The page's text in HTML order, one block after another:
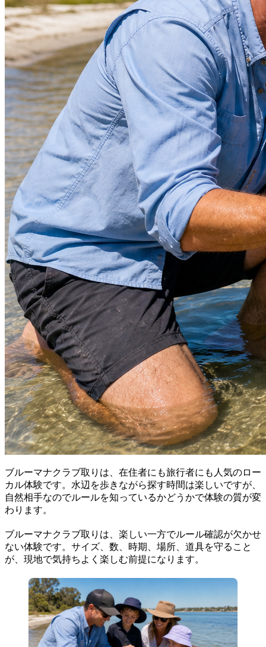
ブルーマナクラブ取りは、在住者にも旅行者にも人気のロー
カル体験です。水辺を歩きながら探す時間は楽しいですが、
自然相手なのでルールを知っているかどうかで体験の質が変
わります。
ブルーマナクラブ取りは、楽しい一方でルール確認が欠かせ
ない体験です。サイズ、数、時期、場所、道具を守ること
が、現地で気持ちよく楽しむ前提になります。